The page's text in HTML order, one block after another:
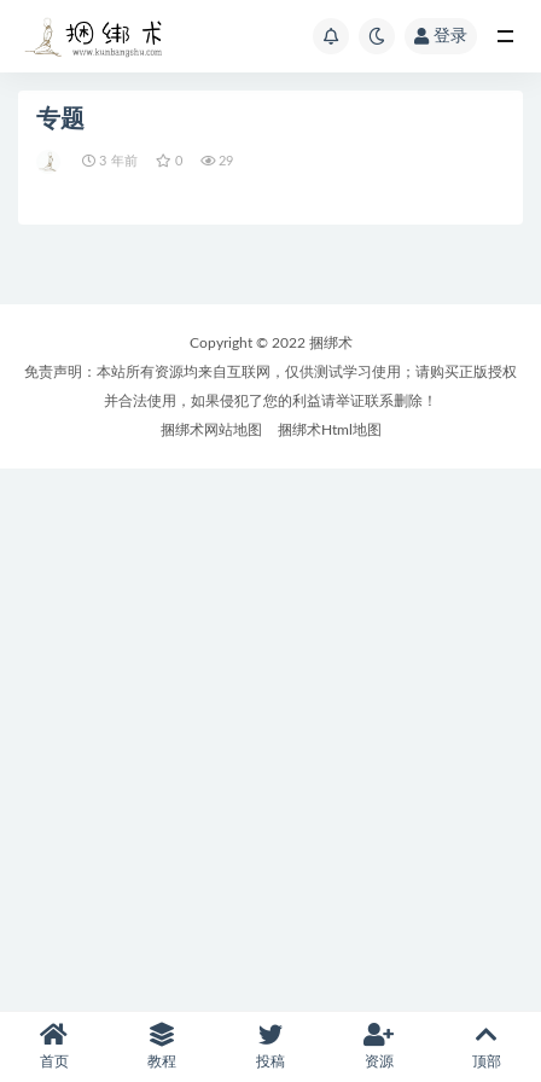
登录
专题
3 年前 0 29
Copyright © 2022 捆绑术
免责声明：本站所有资源均来自互联网，仅供测试学习使用；请购买正版授权
并合法使用，如果侵犯了您的利益请举证联系删除！
捆绑术网站地图
捆绑术Html地图
首页 教程 投稿 资源 顶部